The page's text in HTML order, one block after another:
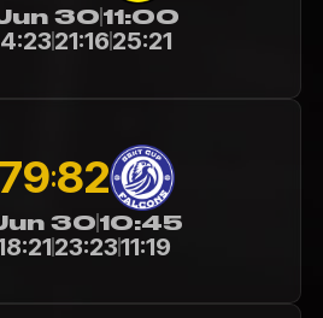
3011:00
21:1625:21
79:82
3010:45
23:2311:19